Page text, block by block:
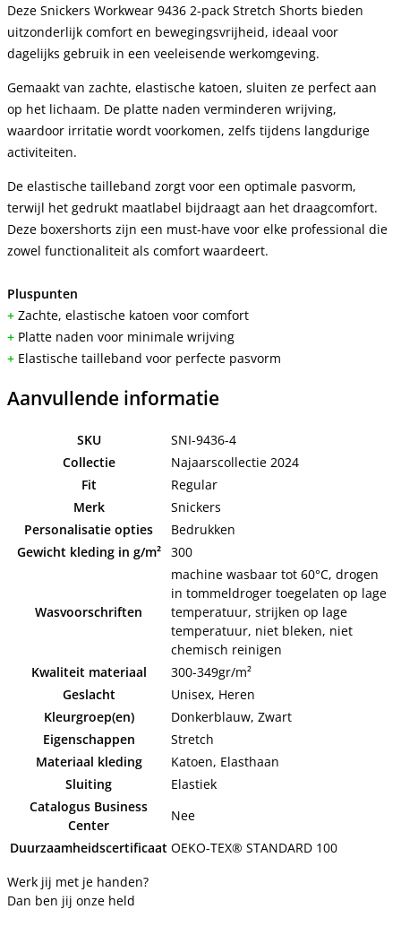
Deze Snickers Workwear 9436 2-pack Stretch Shorts bieden
uitzonderlijk comfort en bewegingsvrijheid, ideaal voor
dagelijks gebruik in een veeleisende werkomgeving.
Gemaakt van zachte, elastische katoen, sluiten ze perfect aan
op het lichaam. De platte naden verminderen wrijving,
waardoor irritatie wordt voorkomen, zelfs tijdens langdurige
activiteiten.
De elastische tailleband zorgt voor een optimale pasvorm,
terwijl het gedrukt maatlabel bijdraagt aan het draagcomfort.
Deze boxershorts zijn een must-have voor elke professional die
zowel functionaliteit als comfort waardeert.
Pluspunten
+ Zachte, elastische katoen voor comfort
+ Platte naden voor minimale wrijving
+ Elastische tailleband voor perfecte pasvorm
Aanvullende informatie
SKU
SNI-9436-4
Collectie
Najaarscollectie 2024
Fit
Regular
Merk
Snickers
Personalisatie opties
Bedrukken
Gewicht kleding in g/m²
300
Wasvoorschriften
machine wasbaar tot 60°C, drogen
in tommeldroger toegelaten op lage
temperatuur, strijken op lage
temperatuur, niet bleken, niet
chemisch reinigen
Kwaliteit materiaal
300-349gr/m²
Geslacht
Unisex, Heren
Kleurgroep(en)
Donkerblauw, Zwart
Eigenschappen
Stretch
Materiaal kleding
Katoen, Elasthaan
Sluiting
Elastiek
Catalogus Business
Center
Nee
Duurzaamheidscertificaat OEKO-TEX® STANDARD 100
Werk jij met je handen?
Dan ben jij onze held